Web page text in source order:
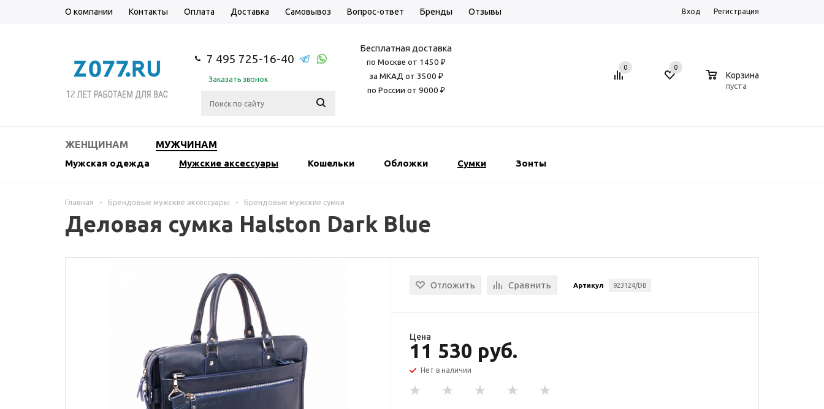
О компании Контакты Оплата Доставка Самовывоз Вопрос-ответ Бренды Отзывы Вход Регистрация
7 495 725-16-40
Заказать звонок
Бесплатная доставка
по Москве от 1450 ₽
за МКАД от 3500 ₽
по России от 9000 ₽
0 0
Корзина
пуста
ЖЕНЩИНАМ МУЖЧИНАМ
Мужская одежда Мужские аксессуары Кошельки Обложки Сумки Зонты
Главная - Брендовые мужские аксессуары - Брендовые мужские сумки
Деловая сумка Halston Dark Blue
Отложить Сравнить Артикул 923124/DB
Цена
11 530 руб.
Нет в наличии